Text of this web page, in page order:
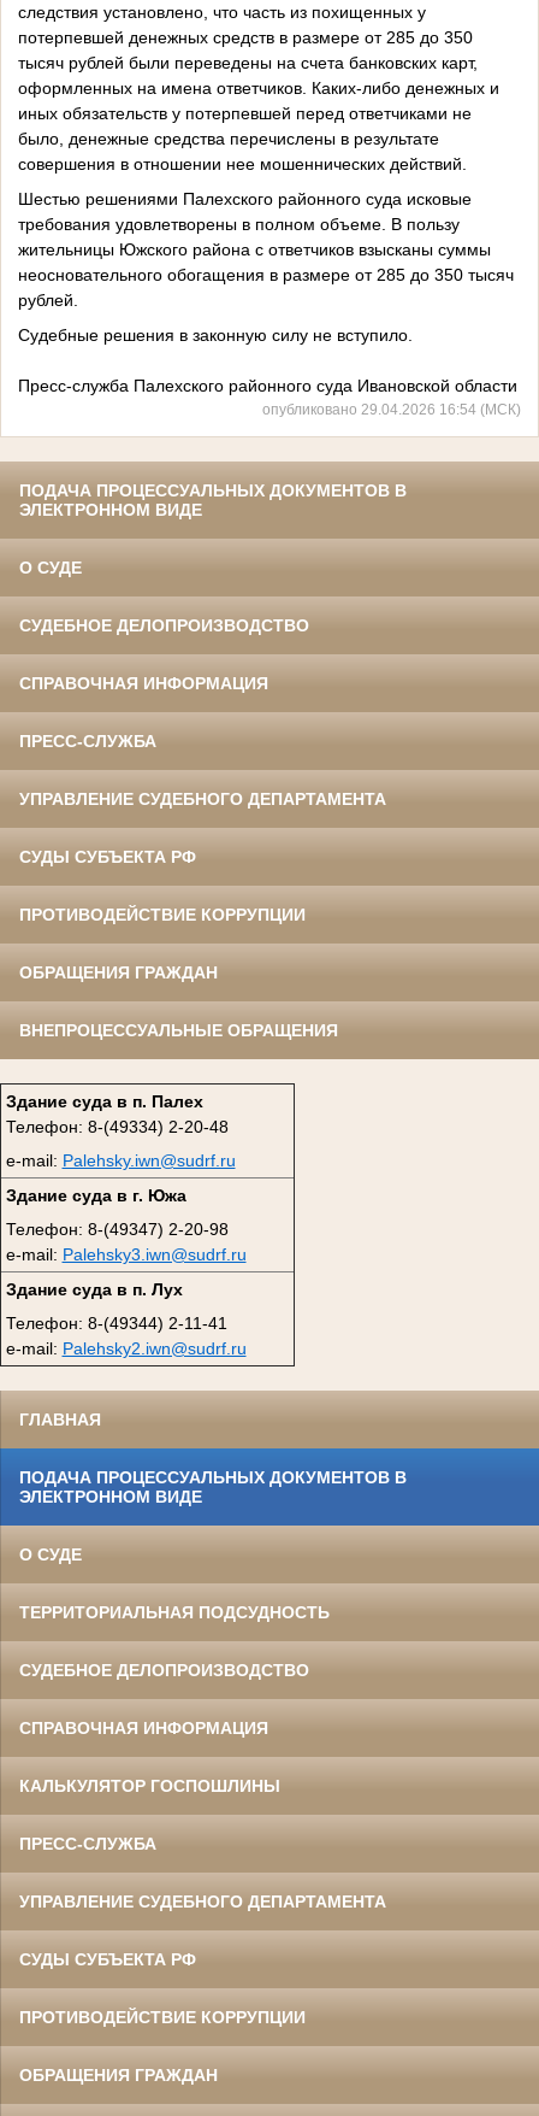
следствия установлено, что часть из похищенных у
потерпевшей денежных средств в размере от 285 до 350
тысяч рублей были переведены на счета банковских карт,
оформленных на имена ответчиков. Каких-либо денежных и
иных обязательств у потерпевшей перед ответчиками не
было, денежные средства перечислены в результате
совершения в отношении нее мошеннических действий.
Шестью решениями Палехского районного суда исковые
требования удовлетворены в полном объеме. В пользу
жительницы Южского района с ответчиков взысканы суммы
неосновательного обогащения в размере от 285 до 350 тысяч
рублей.
Судебные решения в законную силу не вступило.
Пресс-служба Палехского районного суда Ивановской области
опубликовано 29.04.2026 16:54 (МСК)
ПОДАЧА ПРОЦЕССУАЛЬНЫХ ДОКУМЕНТОВ В
ЭЛЕКТРОННОМ ВИДЕ
О СУДЕ
СУДЕБНОЕ ДЕЛОПРОИЗВОДСТВО
СПРАВОЧНАЯ ИНФОРМАЦИЯ
ПРЕСС-СЛУЖБА
УПРАВЛЕНИЕ СУДЕБНОГО ДЕПАРТАМЕНТА
СУДЫ СУБЪЕКТА РФ
ПРОТИВОДЕЙСТВИЕ КОРРУПЦИИ
ОБРАЩЕНИЯ ГРАЖДАН
ВНЕПРОЦЕССУАЛЬНЫЕ ОБРАЩЕНИЯ
Здание суда в п. Палех
Телефон: 8-(49334) 2-20-48
e-mail: Palehsky.iwn@sudrf.ru
Здание суда в г. Южа
Телефон: 8-(49347) 2-20-98
e-mail: Palehsky3.iwn@sudrf.ru
Здание суда в п. Лух
Телефон: 8-(49344) 2-11-41
e-mail: Palehsky2.iwn@sudrf.ru
ГЛАВНАЯ
ПОДАЧА ПРОЦЕССУАЛЬНЫХ ДОКУМЕНТОВ В
ЭЛЕКТРОННОМ ВИДЕ
О СУДЕ
ТЕРРИТОРИАЛЬНАЯ ПОДСУДНОСТЬ
СУДЕБНОЕ ДЕЛОПРОИЗВОДСТВО
СПРАВОЧНАЯ ИНФОРМАЦИЯ
КАЛЬКУЛЯТОР ГОСПОШЛИНЫ
ПРЕСС-СЛУЖБА
УПРАВЛЕНИЕ СУДЕБНОГО ДЕПАРТАМЕНТА
СУДЫ СУБЪЕКТА РФ
ПРОТИВОДЕЙСТВИЕ КОРРУПЦИИ
ОБРАЩЕНИЯ ГРАЖДАН